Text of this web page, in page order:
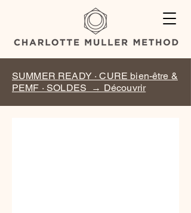
SUMMER READY · CURE bien-être &
PEMF · SOLDES → Découvrir